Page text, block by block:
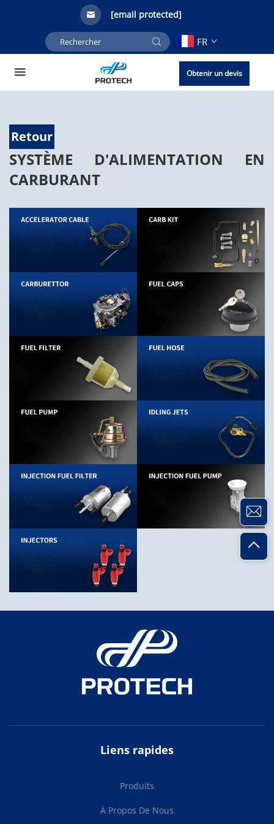
[email protected]
FR
Obtenir un devis
Retour
SYSTÈME D'ALIMENTATION EN
CARBURANT
Liens rapides
Produits
À Propos De Nous